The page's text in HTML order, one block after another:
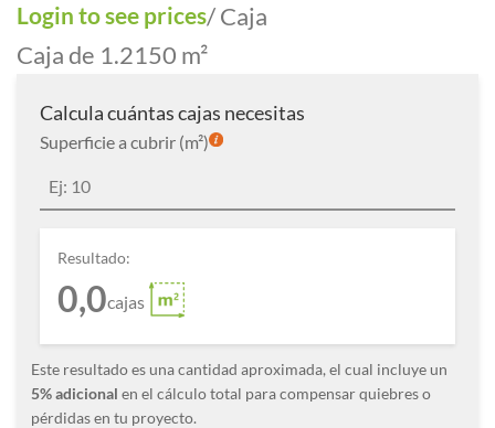
Login to see prices/ Caja
Caja de 1.2150 m²
Calcula cuántas cajas necesitas
Superficie a cubrir (m²)
Resultado:
0,0cajas
Este resultado es una cantidad aproximada, el cual incluye un
5% adicional en el cálculo total para compensar quiebres o
pérdidas en tu proyecto.